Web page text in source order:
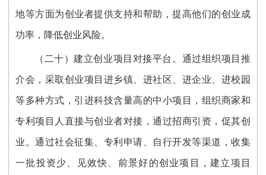
地等方面为创业者提供支持和帮助，提高他们的创业成
功率，降低创业风险。
（二十）建立创业项目对接平台。通过组织项目推
介会，采取创业项目进乡镇、进社区、进企业、进校园
等多种方式，引进科技含量高的中小项目，组织商家和
专利项目人直接与创业者对接，通过招商引资，促其创
业。通过社会征集、专利申请、自行开发等渠道，收集
一批投资少、见效快、前景好的创业项目，建立项目